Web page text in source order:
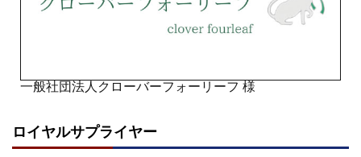
一般社団法人クローバーフォーリーフ 様
ロイヤルサプライヤー